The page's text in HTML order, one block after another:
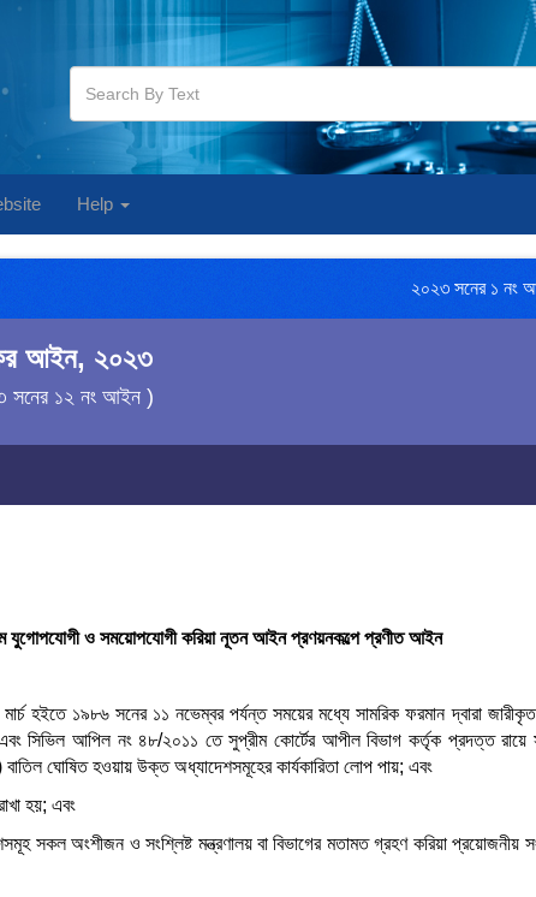
Help
২০২৩ সনের ১ নং
আইন, ২০২৩
সনের ১২ নং আইন )
যুগোপযোগী ও সময়োপযোগী করিয়া নূতন আইন প্রণয়নকল্পে প্রণীত আইন
হইতে ১৯৮৬ সনের ১১ নভেম্বর পর্যন্ত সময়ের মধ্যে সামরিক ফরমান দ্বারা
সিভিল আপিল নং ৪৮/২০১১ তে সুপ্রীম কোর্টের আপীল বিভাগ কর্তৃক প্রদত্ত রায়ে
ঘোষিত হওয়ায় উক্ত অধ্যাদেশসমূহের কার্যকারিতা লোপ পায়; এবং
হয়; এবং
সকল অংশীজন ও সংশ্লিষ্ট মন্ত্রণালয় বা বিভাগের মতামত গ্রহণ করিয়া প্রয়োজনীয়